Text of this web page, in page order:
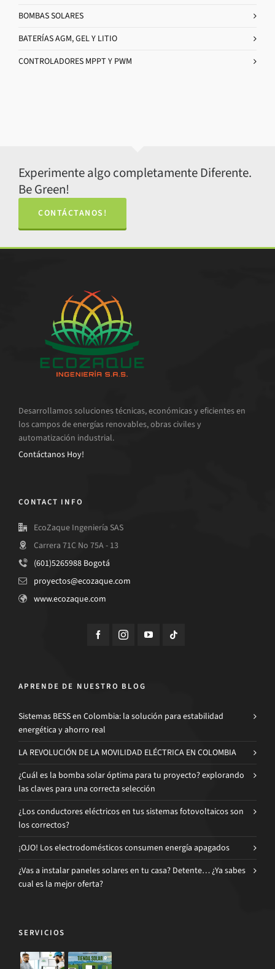
BOMBAS SOLARES
BATERÍAS AGM, GEL Y LITIO
CONTROLADORES MPPT Y PWM
Experimente algo completamente Diferente.
Be Green!
CONTÁCTANOS!
Desarrollamos soluciones técnicas, económicas y eficientes en
los campos de energías renovables, obras civiles y
automatización industrial.
Contáctanos Hoy!
CONTACT INFO
EcoZaque Ingeniería SAS
Carrera 71C No 75A - 13
(601)5265988 Bogotá
proyectos@ecozaque.com
www.ecozaque.com
APRENDE DE NUESTRO BLOG
Sistemas BESS en Colombia: la solución para estabilidad
energética y ahorro real
LA REVOLUCIÓN DE LA MOVILIDAD ELÉCTRICA EN COLOMBIA
¿Cuál es la bomba solar óptima para tu proyecto? explorando
las claves para una correcta selección
¿Los conductores eléctricos en tus sistemas fotovoltaicos son
los correctos?
¡OJO! Los electrodomésticos consumen energía apagados
¿Vas a instalar paneles solares en tu casa? Detente… ¿Ya sabes
cual es la mejor oferta?
SERVICIOS